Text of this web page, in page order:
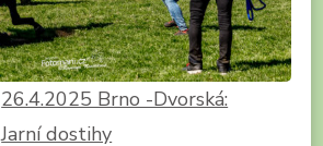
26.4.2025 Brno -Dvorská:
Jarní dostihy